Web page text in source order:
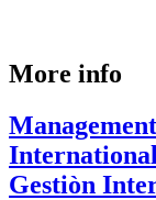
More info
Gestiòn